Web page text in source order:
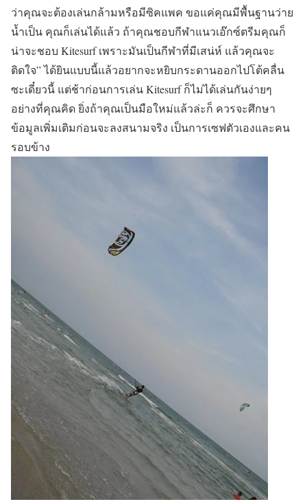
ว่าคุณจะต้องเล่นกล้ามหรือมีซิคแพค ขอแค่คุณมีพื้นฐานว่าย
น้ำเป็น คุณก็เล่นได้แล้ว ถ้าคุณชอบกีฬาแนวเอ๊กซ์ตรีมคุณก็
น่าจะชอบ Kitesurf เพราะมันเป็นกีฬาที่มีเสน่ห์ แล้วคุณจะ
ติดใจ” ได้ยินแบบนี้แล้วอยากจะหยิบกระดานออกไปโต้คลื่น
ซะเดี๋ยวนี้ แต่ช้าก่อนการเล่น Kitesurf ก็ไม่ได้เล่นกันง่ายๆ
อย่างที่คุณคิด ยิ่งถ้าคุณเป็นมือใหม่แล้วล่ะก็ ควรจะศึกษา
ข้อมูลเพิ่มเติมก่อนจะลงสนามจริง เป็นการเซฟตัวเองและคน
รอบข้าง